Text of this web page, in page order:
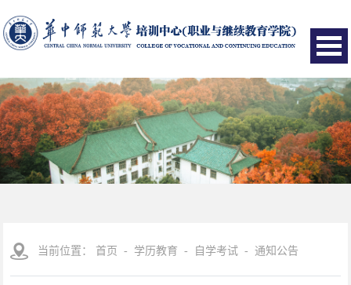
当前位置： 首页 - 学历教育 - 自学考试 -通知公告